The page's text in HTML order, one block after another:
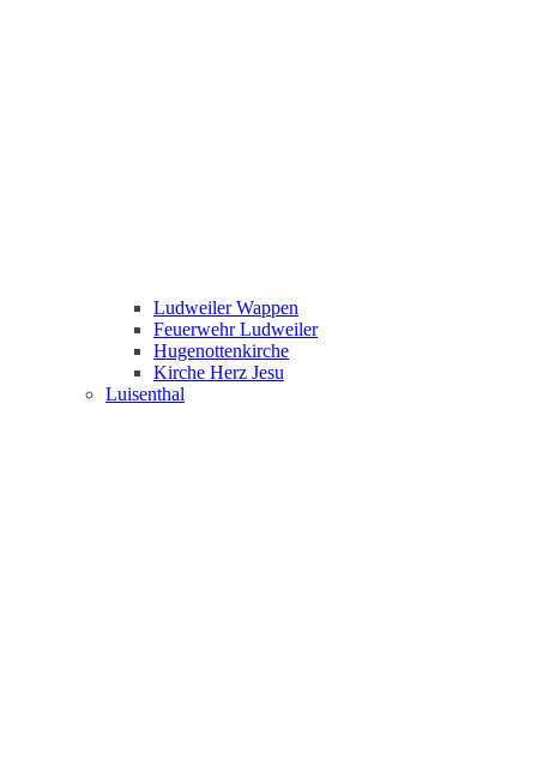
Ludweiler Wappen
Feuerwehr Ludweiler
Hugenottenkirche
Kirche Herz Jesu
Luisenthal